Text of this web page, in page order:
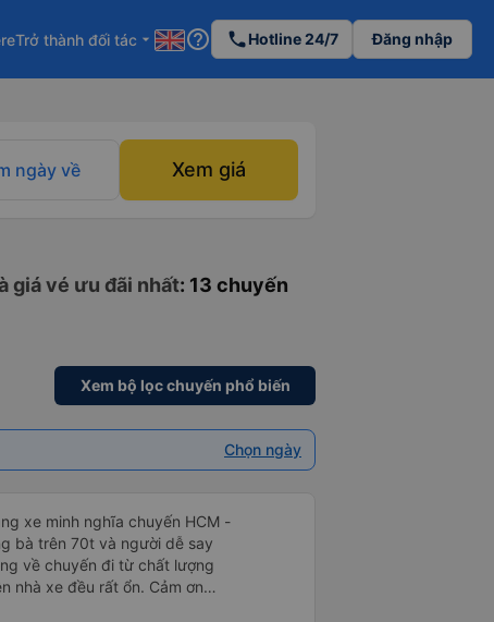
Trở thành đối tác arrow_drop_down help_outline phoneHotline 24/7 Đăng nhập
ngày về Xem giá
giá vé ưu đãi nhất: 13 chuyến
Xem bộ lọc chuyến phổ biến
Chọn ngày
xe minh nghĩa chuyến HCM -
bà trên 70t và người dễ say
về chuyến đi từ chất lượng
nhà xe đều rất ổn. Cảm ơn
mình hãng xe giữa một rừng